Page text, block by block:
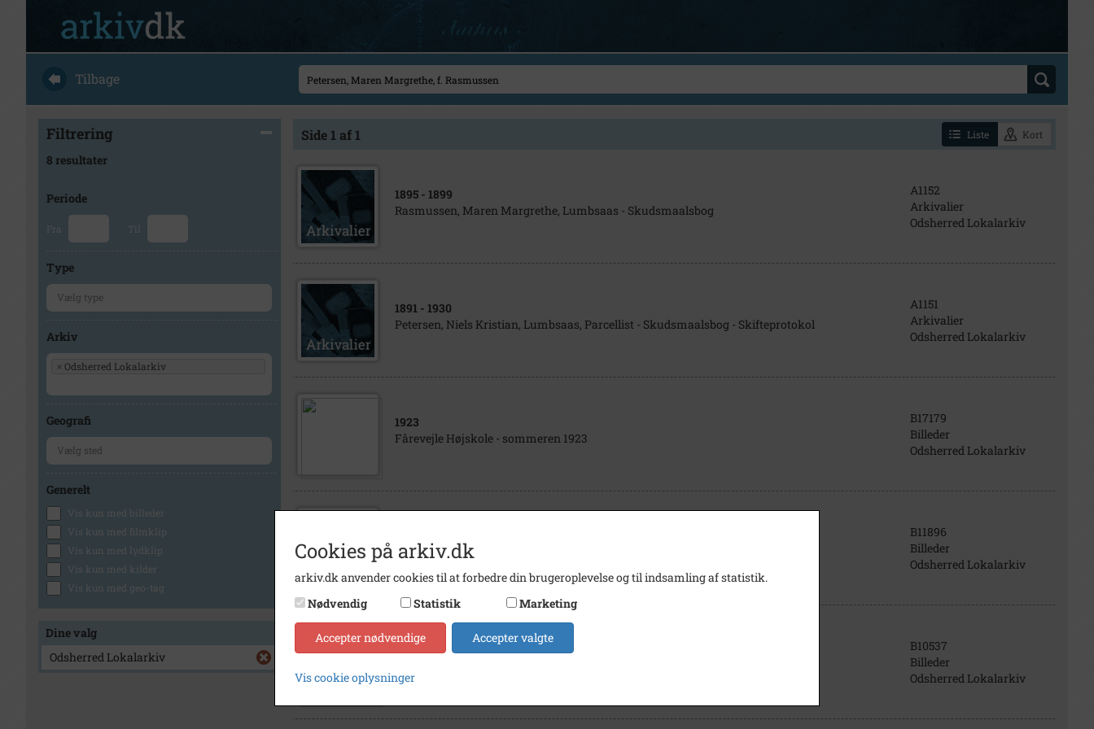
Tilbage
Filtrering
8 resultater
Periode
Fra Til
Type
Arkiv
× Odsherred Lokalarkiv
Geografi
Generelt
Vis kun med billeder
Vis kun med filmklip
Vis kun med lydklip
Vis kun med kilder
Vis kun med geo-tag
Dine valg
Odsherred Lokalarkiv
Side 1 af 1 Liste Kort
1895 - 1899
Rasmussen, Maren Margrethe, Lumbsaas - Skudsmaalsbog
A1152
Arkivalier
Odsherred Lokalarkiv
1891 - 1930
Petersen, Niels Kristian, Lumbsaas, Parcellist - Skudsmaalsbog - Skifteprotokol
A1151
Arkivalier
Odsherred Lokalarkiv
1923
Fårevejle Højskole - sommeren 1923
B17179
Billeder
Odsherred Lokalarkiv
Vallekilde Højskole. Elevhold. Sommerhold. -
B11896
Billeder
Odsherred Lokalarkiv
1914
B10537
Billeder
Odsherred Lokalarkiv
Cookies på arkiv.dk
arkiv.dk anvender cookies til at forbedre din brugeroplevelse og til indsamling af statistik.
Nødvendig
Statistik Marketing
Accepter nødvendige Accepter valgte
Vis cookie oplysninger